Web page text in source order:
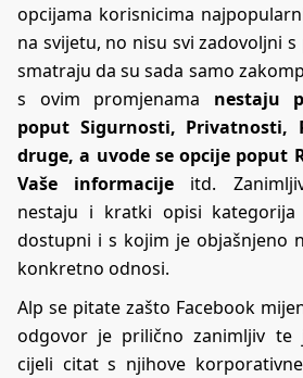
opcijama korisnicima
na svijetu, no nisu svi zadovoljni
smatraju da su sada samo
s ovim promjenama nestaju
poput Sigurnosti, Privatnosti,
druge, a uvode se opcije poput
Vaše informacije itd.
nestaju i kratki opisi
dostupni i s kojim je objašnjeno
konkretno odnosi.
Alp se pitate zašto Facebook
odgovor je prilično zanimljiv te
cijeli citat s njihove